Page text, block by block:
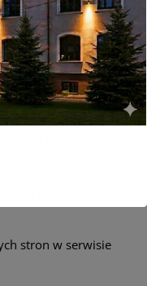
Serwisu oraz
strony
indywidualnych
stron w serwisie